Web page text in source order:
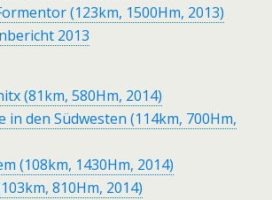
(123km, 1500Hm, 2013)
2013
(81km, 580Hm, 2014)
in den Südwesten (114km, 700Hm,
(108km, 1430Hm, 2014)
810Hm, 2014)